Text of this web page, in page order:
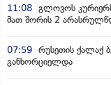
11:08 გლოვოს
მათ შორის 2
07:59 რუსეთის ქალაქ
განხორციელდა